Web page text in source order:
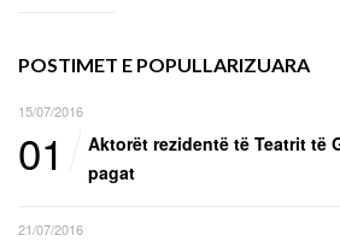
POSTIMET E POPULLARIZUARA
15/07/2016
01
Aktorët rezidentë të Teatrit të
pagat
21/07/2016